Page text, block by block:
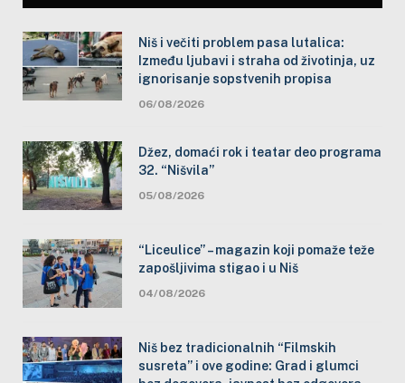
Niš i večiti problem pasa lutalica:
Između ljubavi i straha od životinja, uz
ignorisanje sopstvenih propisa
06/08/2026
Džez, domaći rok i teatar deo programa
32. “Nišvila”
05/08/2026
“Liceulice” – magazin koji pomaže teže
zapošljivima stigao i u Niš
04/08/2026
Niš bez tradicionalnih “Filmskih
susreta” i ove godine: Grad i glumci